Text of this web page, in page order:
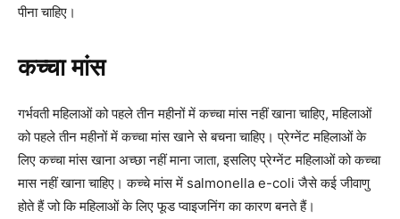
पीना चाहिए।
कच्चा मांस
गर्भवती महिलाओं को पहले तीन महीनों में कच्चा मांस नहीं खाना चाहिए, महिलाओं
को पहले तीन महीनों में कच्चा मांस खाने से बचना चाहिए। प्रेग्नेंट महिलाओं के
लिए कच्चा मांस खाना अच्छा नहीं माना जाता, इसलिए प्रेग्नेंट महिलाओं को कच्चा
मास नहीं खाना चाहिए। कच्चे मांस में salmonella e-coli जैसे कई जीवाणु
होते हैं जो कि महिलाओं के लिए फूड प्वाइजनिंग का कारण बनते हैं।